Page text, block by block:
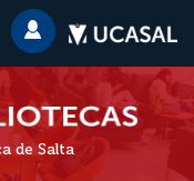
de Salta